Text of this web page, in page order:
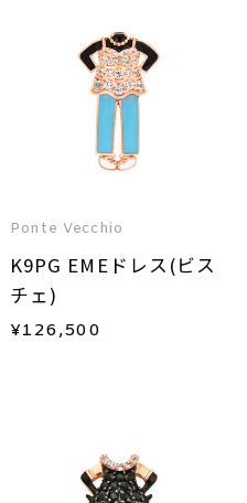
Ponte Vecchio
K9PG EMEドレス(ビス
チェ)
¥126,500